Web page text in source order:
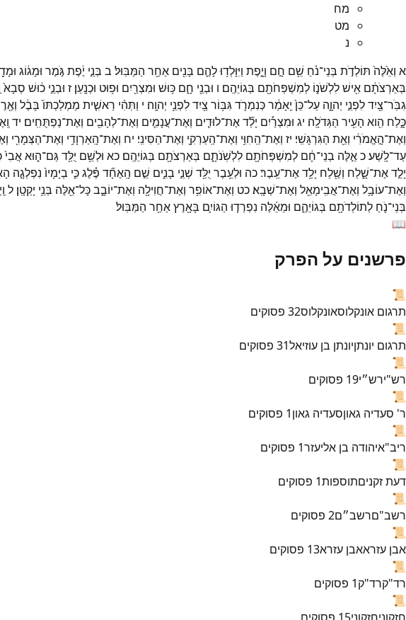
מח
מט
נ
א וְאֵ֙לֶּה֙ תּוֹלְדֹ֣ת בְּנֵי־נֹ֔חַ שֵׁ֖ם חָ֣ם וָיָ֑פֶת וַיִּוָּלְד֥וּלָהֶ֛ם בָּנִ֖ים אַחַ֥ר הַמַּבּֽוּל׃ ב בְּנֵ֣י יֶ֔פֶתגֹּ֣מֶר וּמָג֔וֹג
בְּאַרְצֹתָ֔ם אִ֖ישׁלִלְשֹׁנ֑וֹ לְמִשְׁפְּחֹתָ֖ם בְּגוֹיֵהֶֽם׃ ו וּבְנֵ֖י חָ֑ם כּ֥וּשׁ וּמִצְרַ֖יִם וּפ֥וּט וּכְנָֽעַן׃ ז וּבְנֵ֣י כ֔וּשׁ סְבָא֙
גִבֹּֽר־צַ֖יִדלִפְנֵ֣י יְהוָ֑ה עַל־כֵּן֙ יֵֽאָמַ֔רכְּנִמְרֹ֛דגִּבּ֥וֹר צַ֖יִדלִפְנֵ֥י יְהוָֽה׃ י וַתְּהִ֨י רֵאשִׁ֤ית מַמְלַכְתּוֹ֙ בָּבֶ֔ל
כָּ֑לַח הִ֖וא הָעִ֥יר הַגְּדֹלָֽה׃ יג וּמִצְרַ֡יִם יָלַ֞דאֶת־לוּדִ֧ים וְאֶת־עֲנָמִ֛ים וְאֶת־לְהָבִ֖ים וְאֶת־נַפְתֻּחִֽים׃ יד
וְאֶת־הָ֣אֱמֹרִ֔י וְאֵ֖ת הַגִּרְגָּשִֽׁי׃ יז וְאֶת־הַֽחִוִּ֥י וְאֶת־הַֽעַרְקִ֖י וְאֶת־הַסִּינִֽי׃ יח וְאֶת־הָֽאַרְוָדִ֥י וְאֶת־הַצְּמָרִ֖י
עַד־לָֽשַׁע׃כאֵ֣לֶּה בְנֵי־חָ֔ם לְמִשְׁפְּחֹתָ֖ם לִלְשֹֽׁנֹתָ֑ם בְּאַרְצֹתָ֖ם בְּגוֹיֵהֶֽם׃ כא וּלְשֵׁ֥ם יֻלַּ֖דגַּם־ה֑וּאאֲבִי֙
יָלַ֣דאֶת־שָׁ֑לַח וְשֶׁ֖לַח יָלַ֥דאֶת־עֵֽבֶר׃כה וּלְעֵ֥בֶר יֻלַּ֖ד שְׁנֵ֣י בָנִ֑ים שֵׁ֣ם הָֽאֶחָ֞ד פֶּ֗לֶגכִּ֤י בְיָמָיו֙ נִפְלְגָ֣ה
וְאֶת־עוֹבָ֥ל וְאֶת־אֲבִֽימָאֵ֖ל וְאֶת־שְׁבָֽא׃כט וְאֶת־אוֹפִ֥ר וְאֶת־חֲוִילָ֖ה וְאֶת־יוֹבָ֑בכָּל־אֵ֖לֶּה בְּנֵ֥י יָקְטָֽן׃ ל
בְּנֵי־נֹ֛חַ לְתוֹלְדֹתָ֖ם בְּגוֹיֵהֶ֑ם וּמֵאֵ֜לֶּה נִפְרְד֧וּ הַגּוֹיִ֛ם בָּאָ֖רֶץאַחַ֥ר הַמַּבּֽוּל׃
📖
פרשנים על הפרק
📜
תרגום אונקלוסאונקלוס32 פסוקים
📜
תרגום יונתןיונתן בן עוזיאל31 פסוקים
📜
רש"ירש״י19 פסוקים
📜
ר' סעדיה גאוןסעדיה גאון1 פסוקים
📜
ריב"איהודה בן אליעזר1 פסוקים
📜
דעת זקניםתוספות1 פסוקים
📜
רשב"םרשב״ם2 פסוקים
📜
אבן עזראאבן עזרא13 פסוקים
📜
רד"קרד"ק1 פסוקים
📜